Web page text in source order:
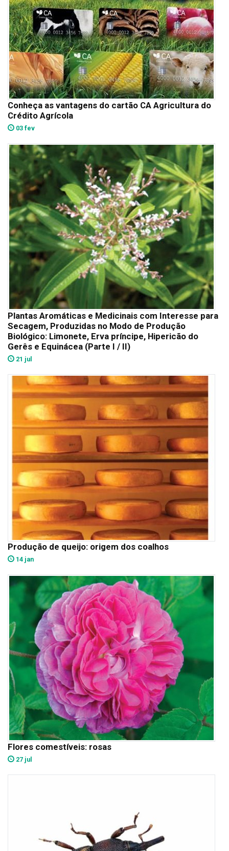
Conheça as vantagens do cartão CA Agricultura do
Crédito Agrícola
03 fev
Plantas Aromáticas e Medicinais com Interesse para
Secagem, Produzidas no Modo de Produção
Biológico: Limonete, Erva príncipe, Hipericão do
Gerês e Equinácea (Parte I / II)
21 jul
Produção de queijo: origem dos coalhos
14 jan
Flores comestíveis: rosas
27 jul